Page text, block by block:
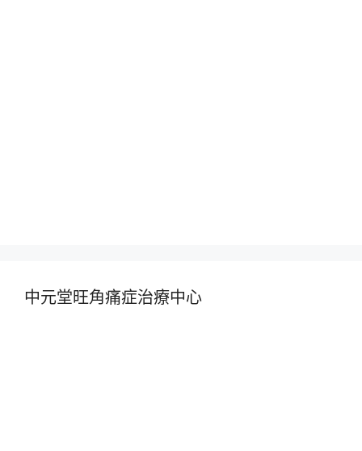
中元堂旺角痛症治療中心